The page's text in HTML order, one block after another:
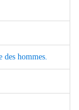
hommes.